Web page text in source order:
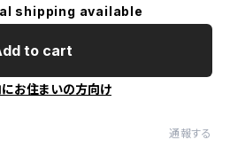
shipping available
to cart
お住まいの方向け
通報する